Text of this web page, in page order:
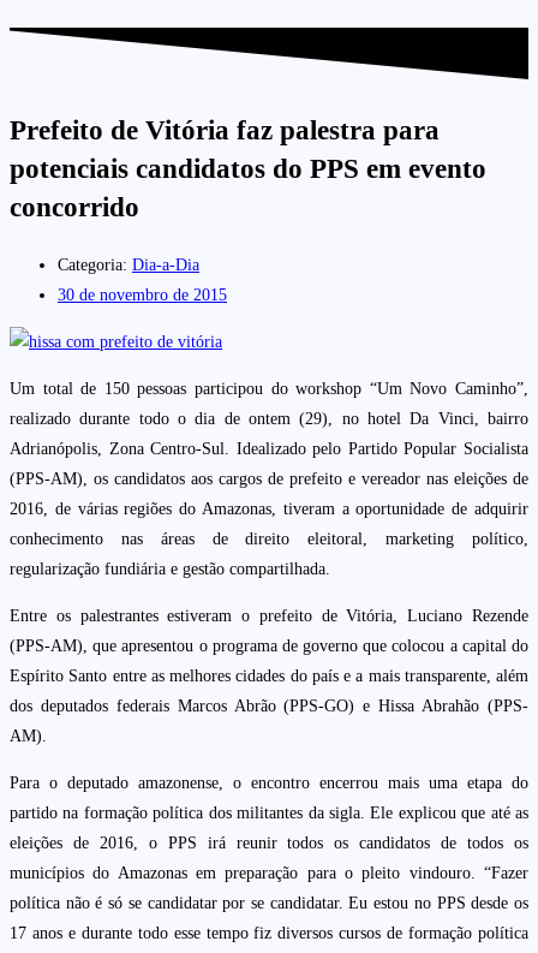
Prefeito de Vitória faz palestra para
potenciais candidatos do PPS em evento
concorrido
Categoria: Dia-a-Dia
30 de novembro de 2015
Um total de 150 pessoas participou do workshop “Um Novo Caminho”,
realizado durante todo o dia de ontem (29), no hotel Da Vinci, bairro
Adrianópolis, Zona Centro-Sul. Idealizado pelo Partido Popular Socialista
(PPS-AM), os candidatos aos cargos de prefeito e vereador nas eleições de
2016, de várias regiões do Amazonas, tiveram a oportunidade de adquirir
conhecimento nas áreas de direito eleitoral, marketing político,
regularização fundiária e gestão compartilhada.
Entre os palestrantes estiveram o prefeito de Vitória, Luciano Rezende
(PPS-AM), que apresentou o programa de governo que colocou a capital do
Espírito Santo entre as melhores cidades do país e a mais transparente, além
dos deputados federais Marcos Abrão (PPS-GO) e Hissa Abrahão (PPS-
AM).
Para o deputado amazonense, o encontro encerrou mais uma etapa do
partido na formação política dos militantes da sigla. Ele explicou que até as
eleições de 2016, o PPS irá reunir todos os candidatos de todos os
municípios do Amazonas em preparação para o pleito vindouro. “Fazer
política não é só se candidatar por se candidatar. Eu estou no PPS desde os
17 anos e durante todo esse tempo fiz diversos cursos de formação política